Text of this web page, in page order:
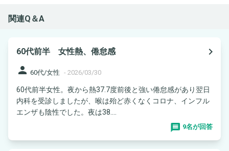
関連Q＆A
60代前半 女性熱、倦怠感
navigate_next
person 60代/女性 - 2026/03/30
60代前半女性。夜から熱37.7度前後と強い倦怠感があり翌日
内科を受診しましたが、喉は殆ど赤くなくコロナ、インフル
エンザも陰性でした。夜は38....
9名が回答